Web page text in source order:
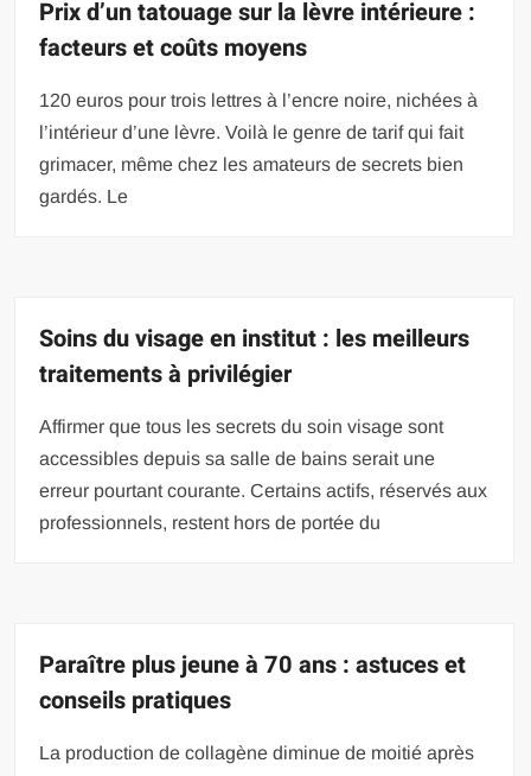
Prix d’un tatouage sur la lèvre intérieure :
facteurs et coûts moyens
120 euros pour trois lettres à l’encre noire, nichées à
l’intérieur d’une lèvre. Voilà le genre de tarif qui fait
grimacer, même chez les amateurs de secrets bien
gardés. Le
Soins du visage en institut : les meilleurs
traitements à privilégier
Affirmer que tous les secrets du soin visage sont
accessibles depuis sa salle de bains serait une
erreur pourtant courante. Certains actifs, réservés aux
professionnels, restent hors de portée du
Paraître plus jeune à 70 ans : astuces et
conseils pratiques
La production de collagène diminue de moitié après